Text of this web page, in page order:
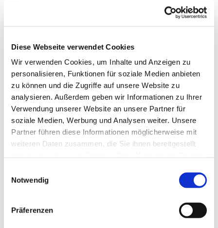
Diese Webseite verwendet Cookies
Wir verwenden Cookies, um Inhalte und Anzeigen zu
personalisieren, Funktionen für soziale Medien anbieten
zu können und die Zugriffe auf unsere Website zu
analysieren. Außerdem geben wir Informationen zu Ihrer
Verwendung unserer Website an unsere Partner für
soziale Medien, Werbung und Analysen weiter. Unsere
Partner führen diese Informationen möglicherweise mit
weiteren Daten zusammen, die Sie ihnen bereitgestellt
Notwendig
Präferenzen